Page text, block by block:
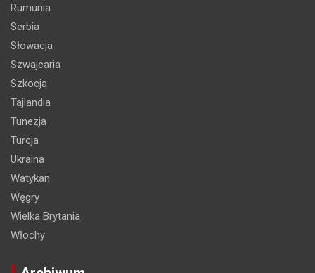
Rumunia
Serbia
Słowacja
Szwajcaria
Szkocja
Tajlandia
Tunezja
Turcja
Ukraina
Watykan
Węgry
Wielka Brytania
Włochy